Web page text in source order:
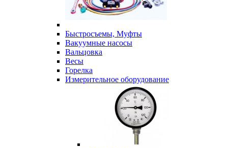
Быстросъемы, Муфты
Вакуумные насосы
Вальцовка
Весы
Горелка
Измерительное оборудование